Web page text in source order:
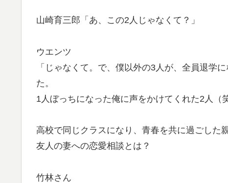
山崎育三郎「あ、この2人じゃなくて？」
ウエンツ
「じゃなくて。で、僕以外の3人が、全員退学
た。
1人ぼっちになった俺に声をかけてくれた2人（
高校で同じクラスになり、青春を共に過ごした
友人の妻への恋愛相談とは？
竹林さん